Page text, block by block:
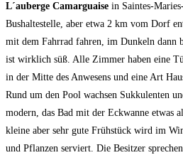
L´auberge Camarguaise in Saintes-
Bushaltestelle, aber etwa 2 km vom Dorf
mit dem Fahrrad fahren, im Dunkeln dann
ist wirklich süß. Alle Zimmer haben eine
in der Mitte des Anwesens und eine Art
Rund um den Pool wachsen Sukkulenten
modern, das Bad mit der Eckwanne etwas
kleine aber sehr gute Frühstück wird im
und Pflanzen serviert. Die Besitzer